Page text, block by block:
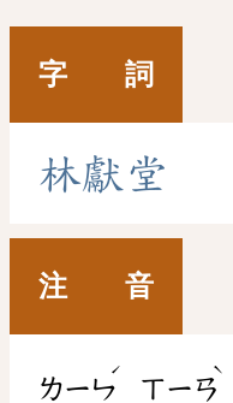
字 詞
林獻 堂
注 音
ㄌㄧㄣ
ˊ
ㄒㄧㄢ
ˋ